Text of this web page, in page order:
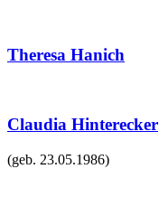
Theresa Hanich
Claudia Hinterecker
(geb. 23.05.1986)